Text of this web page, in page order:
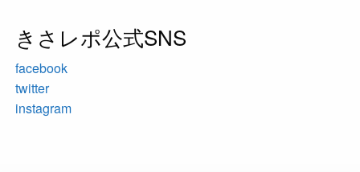
きさレポ公式SNS
facebook
twitter
instagram